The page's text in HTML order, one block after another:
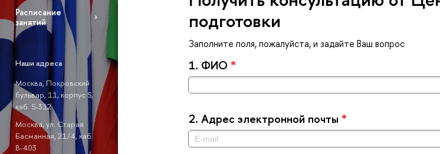
Расписание
занятий
Наши адреса
Москва, Покровский
ульвар, 11, корпус S,
каб. S-312
Москва, ул. Старая
Басманная, 21/4, каб.
-403
подготовки
Заполните поля, пожалуйста, и задайте Ваш вопрос
1. ФИО *
2. Адрес электронной почты *